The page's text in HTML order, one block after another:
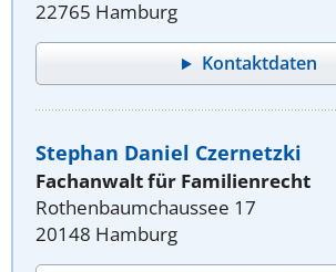
22765 Hamburg
Kontaktdaten
Stephan Daniel Czernetzki
Fachanwalt für Familienrecht
Rothenbaumchaussee 17
20148 Hamburg